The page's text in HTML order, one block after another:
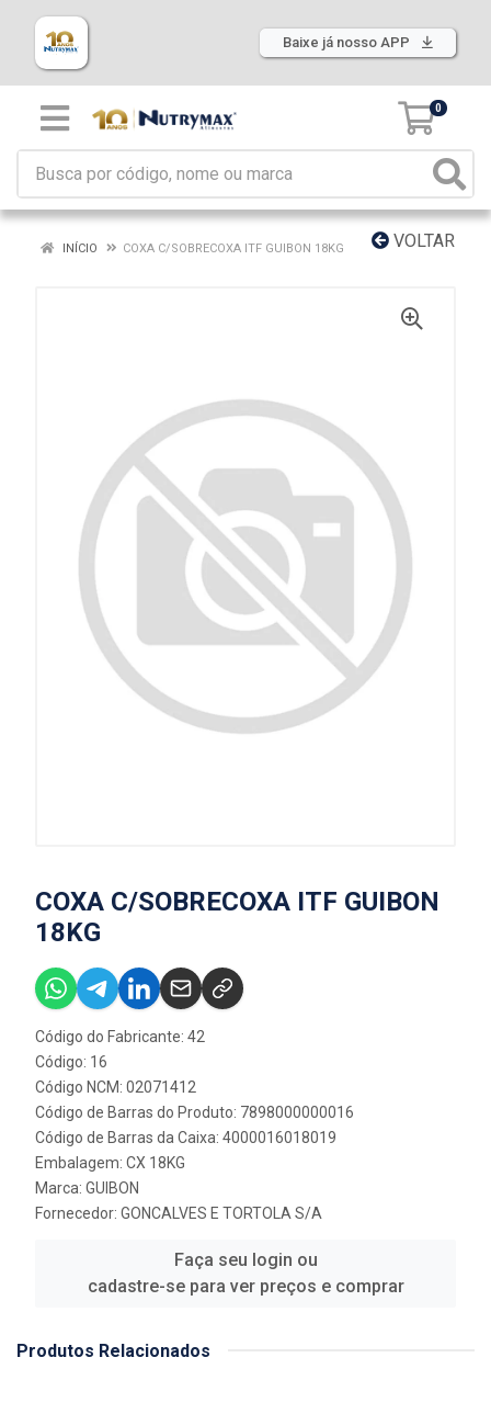
Baixe já nosso APP
0
VOLTAR
INÍCIO COXA C/SOBRECOXA ITF GUIBON 18KG
COXA C/SOBRECOXA ITF GUIBON
18KG
Código do Fabricante: 42
Código: 16
Código NCM: 02071412
Código de Barras do Produto: 7898000000016
Código de Barras da Caixa: 4000016018019
Embalagem: CX 18KG
Marca: GUIBON
Fornecedor: GONCALVES E TORTOLA S/A
Faça seu login ou
cadastre-se para ver preços e comprar
Produtos Relacionados